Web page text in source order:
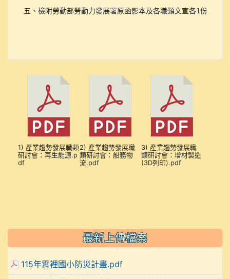
五、檢附勞動部勞動力發展署原函影本及各職類文宣各1份。
1) 產業趨勢發展職類
研討會：再生能源.p
df
2) 產業趨勢發展職
類研討會：船務物
流.pdf
3) 產業趨勢發展職
類研討會：增材製造
(3D列印).pdf
最新上傳檔案
115年霄裡國小防災計畫.pdf